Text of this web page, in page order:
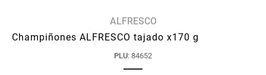
ALFRESCO
Champiñones ALFRESCO tajado x170 g
PLU: 84652